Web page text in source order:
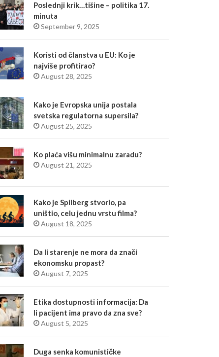
Poslednji krik…tišine – politika 17.
minuta
September 9, 2025
Koristi od članstva u EU: Ko je
najviše profitirao?
August 28, 2025
Kako je Evropska unija postala
svetska regulatorna supersila?
August 25, 2025
Ko plaća višu minimalnu zaradu?
August 21, 2025
Kako je Spilberg stvorio, pa
uništio, celu jednu vrstu filma?
August 18, 2025
Da li starenje ne mora da znači
ekonomsku propast?
August 7, 2025
Etika dostupnosti informacija: Da
li pacijent ima pravo da zna sve?
August 5, 2025
Duga senka komunističke